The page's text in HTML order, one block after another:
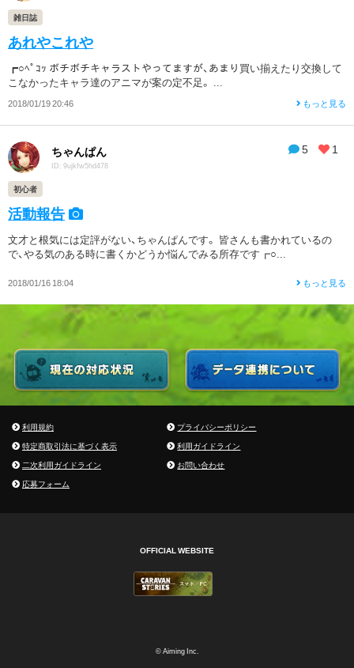
雑日誌
あれやこれや
┏○ﾍﾟｺｯ ボチボチキャラストやってますが、あまり買い揃えたり交換して
こなかったキャラ達のアニマが案の定不足。 ...
2018/01/19 20:46 もっと見る
5 1
ちゃんぱん
ID: 9ujkfw5hd478
初心者
活動報告
文才と根気には定評がない、ちゃんぱんです。 皆さんも書かれているの
で、やる気のある時に書くかどうか悩んでみる所存です┏○...
2018/01/16 18:04 もっと見る
利用規約
プライバシーポリシー
特定商取引法に基づく表示
利用ガイドライン
二次利用ガイドライン
お問い合わせ
応募フォーム
OFFICIAL WEBSITE
© Aiming Inc.